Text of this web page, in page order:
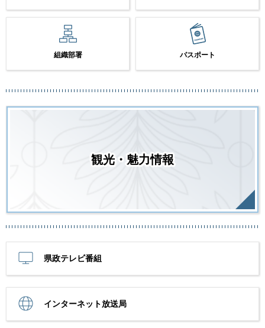
組織部署 パスポート
観光・魅力情報
県政テレビ番組
インターネット放送局